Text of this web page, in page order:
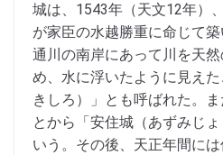
城は、1543年（天文12年）
が家臣の水越勝重に命じて
通川の南岸にあって川を天
め、水に浮いたように見え
きしろ）」とも呼ばれた。
とから「安住城（あずみじ
いう。その後、天正年間に